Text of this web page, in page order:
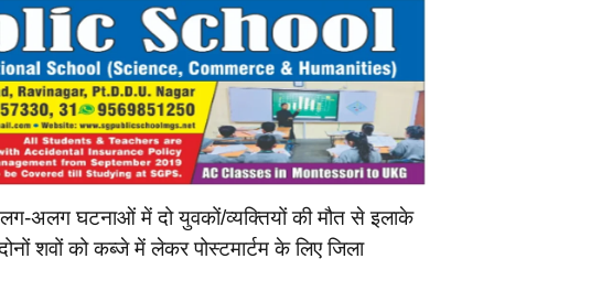
अलग घटनाओं में दो युवकों/व्यक्तियों की मौत से इलाके
शवों को कब्जे में लेकर पोस्टमार्टम के लिए जिला